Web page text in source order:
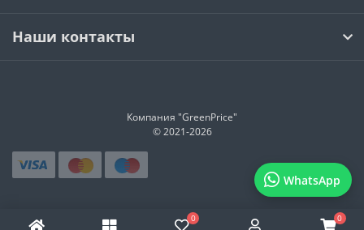
0 0
WhatsApp
Наши контакты
Компания "GreenPrice"
© 2021-2026